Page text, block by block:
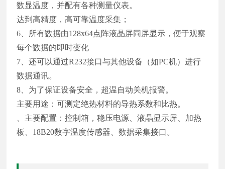
数显温度，并配有各种测量仪表。
达到高精度，高可靠温度采集；
6、所有数据由128x64点阵液晶屏同屏显示，便于观察
每个数据的即时变化
7、还可以通过R232接口与其他设备（如PC机）进行
数据通讯。
8、为了保证设备安全，超温自动关机报警。
主要用途：可测定绝热材料的导热系数和比热。
、主要配置：控制箱，稳压电源、液晶显示屏、加热
板、18B20数字温度传感器、数据采集接口。